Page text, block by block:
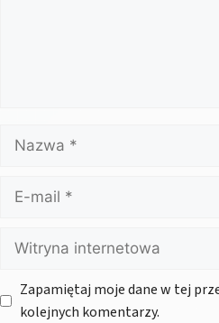
Nazwa
mail
Witryna
internetowa
Zapamiętaj moje dane w tej
kolejnych komentarzy.